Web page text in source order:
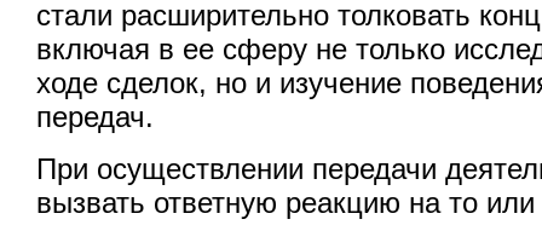
стали расширительно толковать
включая в ее сферу не только
ходе сделок, но и изучение
передач.
При осуществлении передачи
вызвать ответную реакцию на то